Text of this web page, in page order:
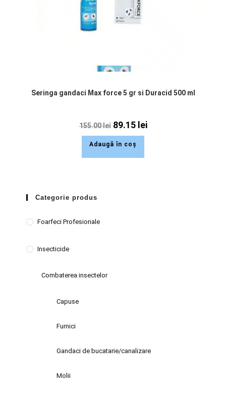
Seringa gandaci Max force 5 gr si Duracid 500 ml
155.00lei 89.15 lei
Adaugă în coș
Categorie produs
Foarfeci Profesionale
Insecticide
Combaterea insectelor
Capuse
Furnici
Gandaci de bucatarie/canalizare
Molii